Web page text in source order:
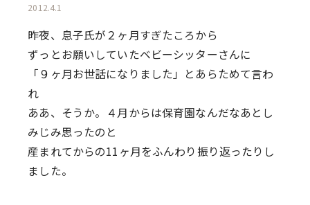
2012.4.1
昨夜、息子氏が２ヶ月すぎたころから
ずっとお願いしていたベビーシッターさんに
「９ヶ月お世話になりました」とあらためて言わ
れ
ああ、そうか。４月からは保育園なんだなあとし
みじみ思ったのと
産まれてからの11ヶ月をふんわり振り返ったりし
ました。